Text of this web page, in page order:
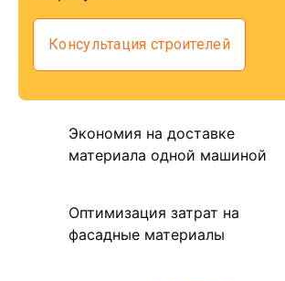
Консультация строителей
Экономия на доставке
материала одной машиной
Оптимизация затрат на
фасадные материалы